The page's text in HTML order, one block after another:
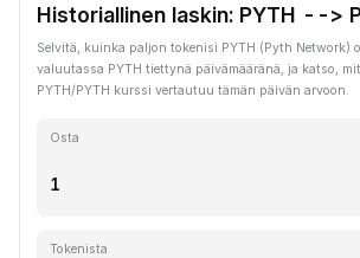
Historiallinen laskin: PYTH -->
Selvitä, kuinka paljon tokenisi PYTH (Pyth Network)
valuutassa PYTH tiettynä päivämääränä, ja katso,
PYTH/PYTH kurssi vertautuu tämän päivän arvoon.
Osta
Tokenista